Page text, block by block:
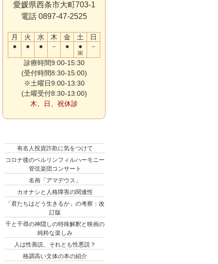
愛媛県西条市大町703-1
電話 0897-47-2525
月 火 水 木 金 土
日
●
● ● － ●
●
※
－
診療時間9:00-15:30
(受付時間8:30-15:00)
※土曜日9:00-13:30
(土曜受付8:30-13:00)
木、日、祝休診
有名人投資詐欺に気をつけて
コロナ後のベルリンフィルハーモニー
管弦楽団コンサート
名画「アマデウス」
カオナシと人格障害の関連性
「君たちはどう生きるか」の考察：改
訂版
千と千尋の神隠しの特殊解釈と映画の
純粋な楽しみ
人は性善説、それとも性悪説？
格調高い文体の本の紹介